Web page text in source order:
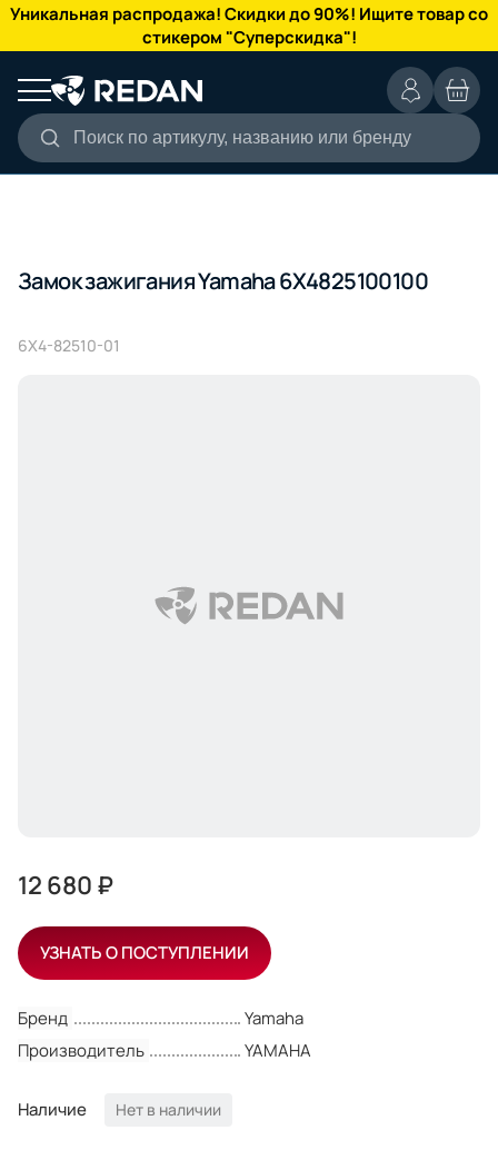
Уникальная распродажа! Скидки до 90%! Ищите товар со
стикером "Суперскидка"!
Поиск по артикулу, названию или бренду
КАТАЛОГ
Замок зажигания Yamaha 6X4825100100
6X4-82510-01
Бренд
Yamaha
Производитель
YAMAHA
Наличие Нет в наличии
12 680 ₽
УЗНАТЬ О ПОСТУПЛЕНИИ